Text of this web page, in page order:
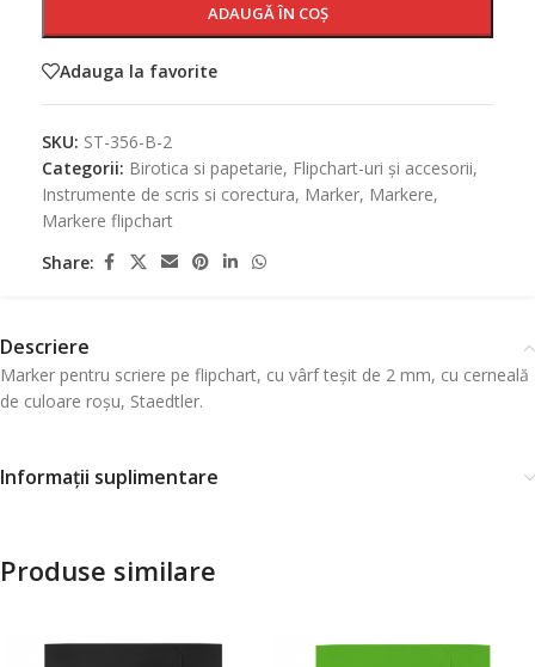
ADAUGĂ ÎN COȘ
Adauga la favorite
SKU: ST-356-B-2
Categorii: Birotica si papetarie, Flipchart-uri și accesorii,
Instrumente de scris si corectura, Marker, Markere,
Markere flipchart
Share:
Descriere
Marker pentru scriere pe flipchart, cu vârf teșit de 2 mm, cu cerneală
de culoare roșu, Staedtler.
Informații suplimentare
Produse similare